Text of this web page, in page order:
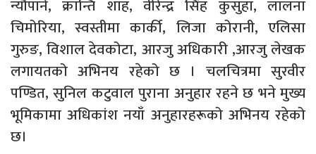
न्यौपाने, क्रान्ति शाह, वीरेन्द्र सिंह कुसुहा, लालना
चिमोरिया, स्वस्तीमा कार्की, लिजा कोरानी, एलिसा
गुरुङ, विशाल देवकोटा, आरजु अधिकारी ,आरजु लेखक
लगायतको अभिनय रहेको छ । चलचित्रमा सुरवीर
पण्डित, सुनिल कटुवाल पुराना अनुहार रहने छ भने मुख्य
भूमिकामा अधिकांश नयाँ अनुहारहरूको अभिनय रहेको
छ।